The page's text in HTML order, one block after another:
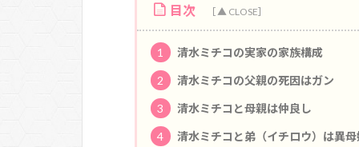
目次
1 清水ミチコの実家の家族構成
2 清水ミチコの父親の死因はガン
3 清水ミチコと母親は仲良し
4 清水ミチコと弟（イチロウ）は異